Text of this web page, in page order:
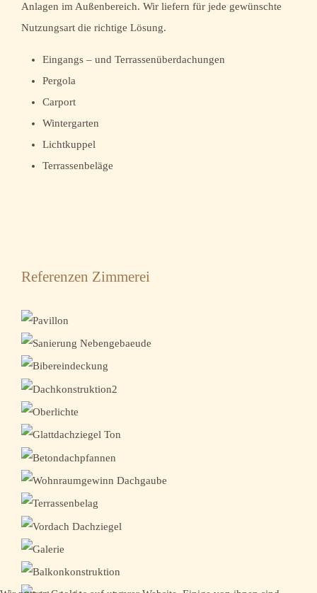
Anlagen im Außenbereich. Wir liefern für jede gewünschte
Nutzungsart die richtige Lösung.
Eingangs – und Terrassenüberdachungen
Pergola
Carport
Wintergarten
Lichtkuppel
Terrassenbeläge
Referenzen Zimmerei